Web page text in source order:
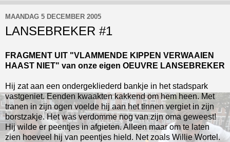
MAANDAG 5 DECEMBER 2005
LANSEBREKER #1
FRAGMENT UIT "VLAMMENDE KIPPEN VERWAAIEN
HAAST NIET" van onze eigen OEUVRE LANSEBREKER
Hij zat aan een ondergekliederd bankje in het stadspark
vastgeniet. Eenden kwaakten kakkend om hem heen. Met
tranen in zijn ogen voelde hij aan het tinnen vergiet in zijn
borstzakje. Het was verdomme nog van zijn oma geweest!
Hij wilde er peentjes in afgieten. Alleen maar om te laten
zien hoeveel hij van peentjes hield. Net zoals Willie Wortel.